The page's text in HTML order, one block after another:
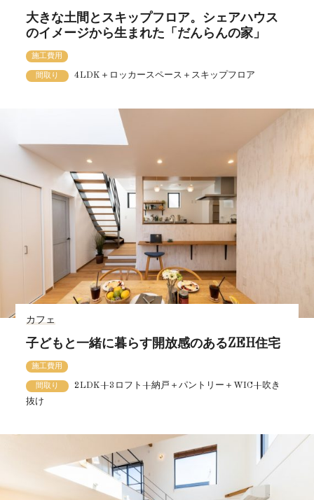
大きな土間とスキップフロア。シェアハウス
のイメージから生まれた「だんらんの家」
施工費用
間取り 4LDK＋ロッカースペース＋スキップフロア
カフェ
子どもと一緒に暮らす開放感のあるZEH住宅
施工費用
間取り
2LDK+3ロフト+納戸＋パントリー＋WIC+吹き
抜け